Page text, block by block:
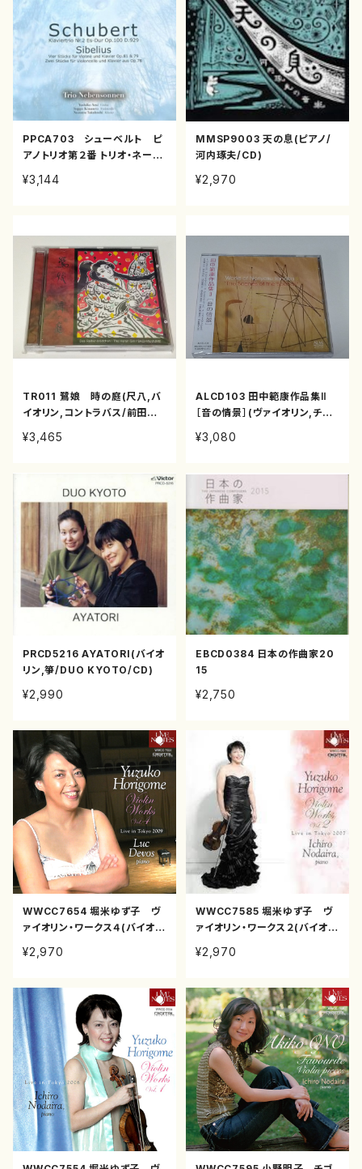
PPCA703 シューベルト ピ
アノトリオ第２番 トリオ・ネーベ
ネーベンゾンネン/CD)
¥3,144
MMSP9003 天の息(ピアノ/
河内琢夫/CD)
¥2,970
TR011 鷺娘 時の庭(尺八,バ
イオリン,コントラバス/前田智
¥3,465
ALCD103 田中範康作品集Ⅱ
［音の情景］(ヴァイオリン,チェ
¥3,080
PRCD5216 AYATORI(バイオ
リン,箏/DUO KYOTO/CD)
¥2,990
EBCD0384 日本の作曲家20
15
¥2,750
WWCC7654 堀米ゆず子 ヴ
ァイオリン・ワークス４(バイオリ
¥2,970
WWCC7585 堀米ゆず子 ヴ
ァイオリン・ワークス２(バイオリ
¥2,970